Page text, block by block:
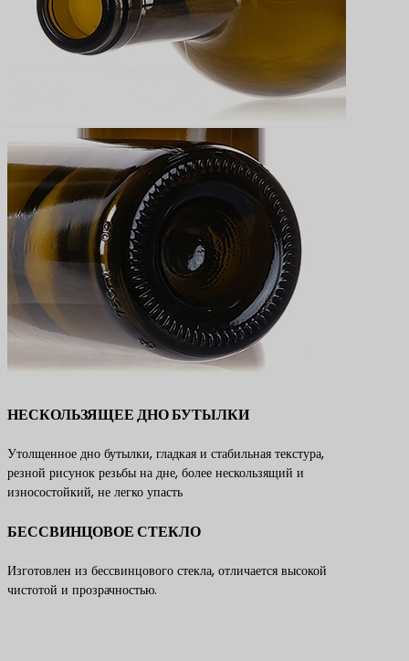
НЕСКОЛЬЗЯЩЕЕ ДНО БУТЫЛКИ
Утолщенное дно бутылки, гладкая и стабильная текстура,
резной рисунок резьбы на дне, более нескользящий и
износостойкий, не легко упасть
БЕССВИНЦОВОЕ СТЕКЛО
Изготовлен из бессвинцового стекла, отличается высокой
чистотой и прозрачностью.